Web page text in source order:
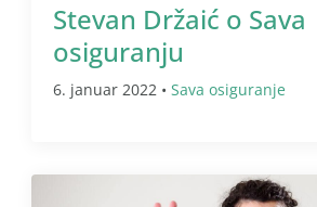
Stevan Držaić o Sava
osiguranju
6. januar 2022 • Sava osiguranje